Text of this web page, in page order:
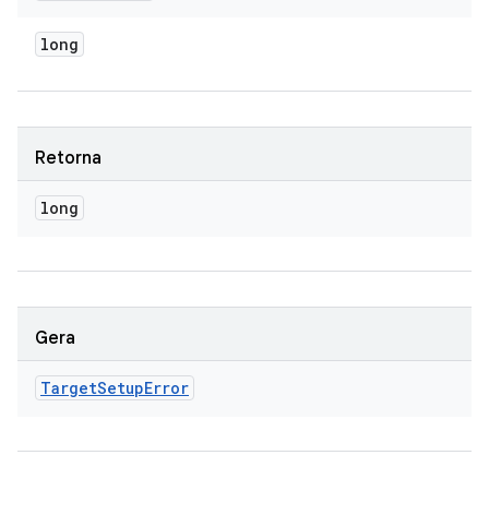
long
Retorna
long
Gera
TargetSetupError